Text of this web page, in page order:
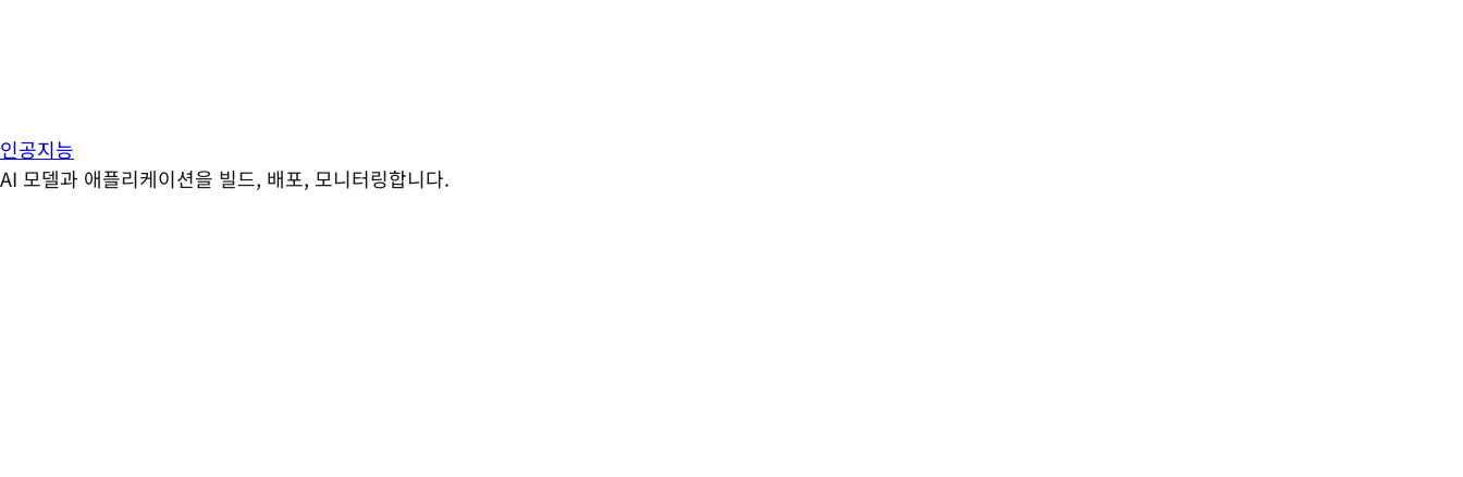
인공지능
AI 모델과 애플리케이션을 빌드, 배포, 모니터링합니다.